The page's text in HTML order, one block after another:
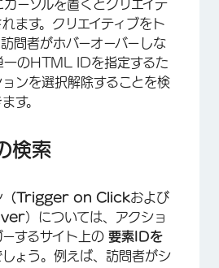
カーソルを置くとクリエイテ
ます。クリエイティブをト
問者がホバーオーバーしな
一のHTML IDを指定するた
ンを選択解除することを検
す。
検索
（Trigger on Clickおよび
）については、アクショ
するサイト上の 要素IDを
ょう。例えば、訪問者がシ